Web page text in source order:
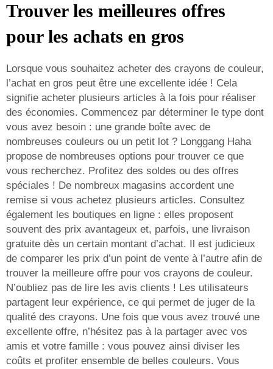
Trouver les meilleures offres
pour les achats en gros
Lorsque vous souhaitez acheter des crayons de couleur,
l’achat en gros peut être une excellente idée ! Cela
signifie acheter plusieurs articles à la fois pour réaliser
des économies. Commencez par déterminer le type dont
vous avez besoin : une grande boîte avec de
nombreuses couleurs ou un petit lot ? Longgang Haha
propose de nombreuses options pour trouver ce que
vous recherchez. Profitez des soldes ou des offres
spéciales ! De nombreux magasins accordent une
remise si vous achetez plusieurs articles. Consultez
également les boutiques en ligne : elles proposent
souvent des prix avantageux et, parfois, une livraison
gratuite dès un certain montant d’achat. Il est judicieux
de comparer les prix d’un point de vente à l’autre afin de
trouver la meilleure offre pour vos crayons de couleur.
N’oubliez pas de lire les avis clients ! Les utilisateurs
partagent leur expérience, ce qui permet de juger de la
qualité des crayons. Une fois que vous avez trouvé une
excellente offre, n’hésitez pas à la partager avec vos
amis et votre famille : vous pouvez ainsi diviser les
coûts et profiter ensemble de belles couleurs. Vous